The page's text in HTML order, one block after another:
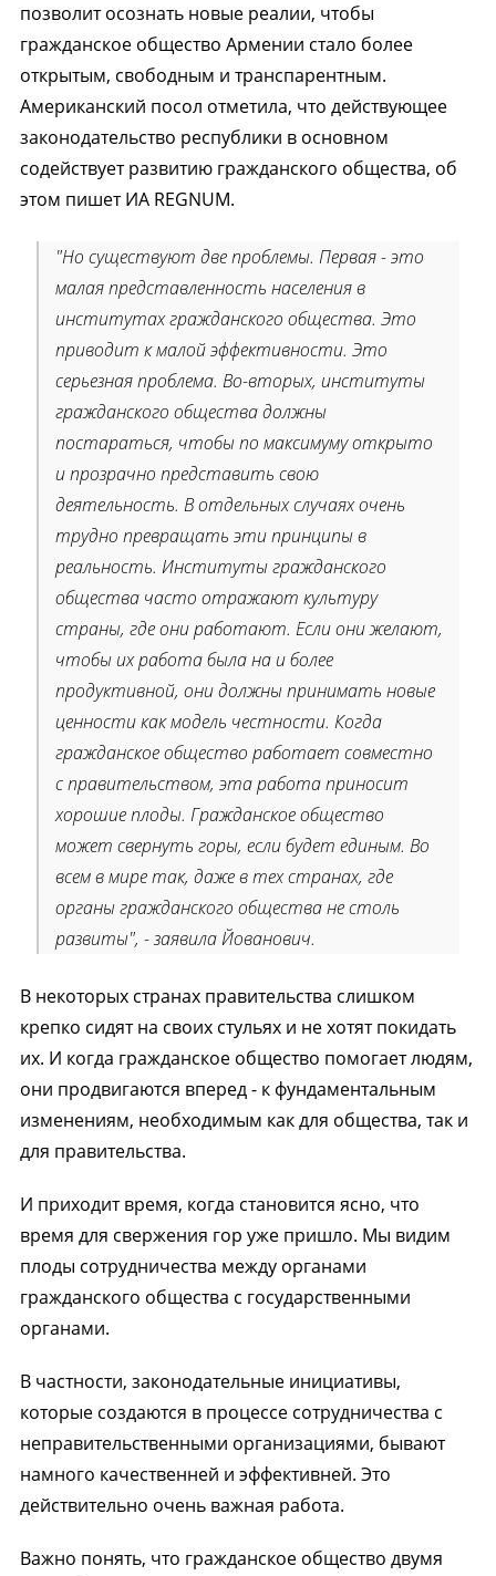
позволит осознать новые реалии, чтобы
гражданское общество Армении стало более
открытым, свободным и транспарентным.
Американский посол отметила, что действующее
законодательство республики в основном
содействует развитию гражданского общества, об
этом пишет ИА REGNUM.
"Но существуют две проблемы. Первая - это
малая представленность населения в
институтах гражданского общества. Это
приводит к малой эффективности. Это
серьезная проблема. Во-вторых, институты
гражданского общества должны
постараться, чтобы по максимуму открыто
и прозрачно представить свою
деятельность. В отдельных случаях очень
трудно превращать эти принципы в
реальность. Институты гражданского
общества часто отражают культуру
страны, где они работают. Если они желают,
чтобы их работа была на и более
продуктивной, они должны принимать новые
ценности как модель честности. Когда
гражданское общество работает совместно
с правительством, эта работа приносит
хорошие плоды. Гражданское общество
может свернуть горы, если будет единым. Во
всем в мире так, даже в тех странах, где
органы гражданского общества не столь
развиты", - заявила Йованович.
В некоторых странах правительства слишком
крепко сидят на своих стульях и не хотят покидать
их. И когда гражданское общество помогает людям,
они продвигаются вперед - к фундаментальным
изменениям, необходимым как для общества, так и
для правительства.
И приходит время, когда становится ясно, что
время для свержения гор уже пришло. Мы видим
плоды сотрудничества между органами
гражданского общества с государственными
органами.
В частности, законодательные инициативы,
которые создаются в процессе сотрудничества с
неправительственными организациями, бывают
намного качественней и эффективней. Это
действительно очень важная работа.
Важно понять, что гражданское общество двумя